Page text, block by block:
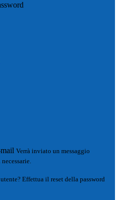
Verrà inviato un messaggio
Effettua il reset della password